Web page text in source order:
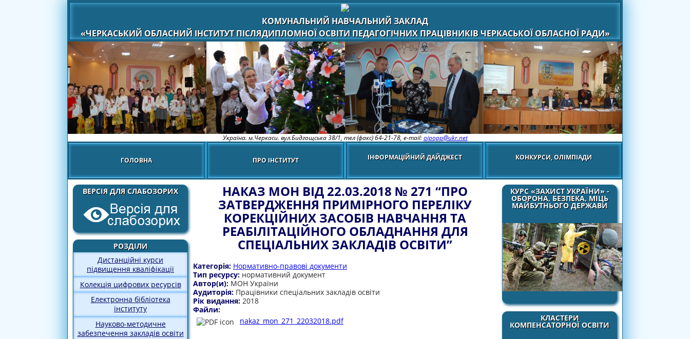
КОМУНАЛЬНИЙ НАВЧАЛЬНИЙ ЗАКЛАД
«ЧЕРКАСЬКИЙ ОБЛАСНИЙ ІНСТИТУТ ПІСЛЯДИПЛОМНОЇ ОСВІТИ ПЕДАГОГІЧНИХ ПРАЦІВНИКІВ ЧЕРКАСЬКОЇ ОБЛАСНОЇ РАДИ»
Україна. м.Черкаси. вул.Бидгощська 38/1, тел (факс) 64-21-78, e-mail:oipopp@ukr.net
ГОЛОВНА ПРО ІНСТИТУТ ІНФОРМАЦІЙНИЙ ДАЙДЖЕСТ КОНКУРСИ, ОЛІМПІАДИ
ВЕРСІЯ ДЛЯ СЛАБОЗОРИХ
РОЗДІЛИ
Дистанційні курси
підвищення кваліфікації
Колекція цифрових ресурсів
Електронна бібліотека
інституту
Науково-методичне
забезпечення закладів освіти
КУРС «ЗАХИСТ УКРАЇНИ» -
ОБОРОНА, БЕЗПЕКА, МІЦЬ
МАЙБУТНЬОГО ДЕРЖАВИ
КЛАСТЕРИ
КОМПЕНСАТОРНОЇ ОСВІТИ
НАКАЗ МОН ВІД 22.03.2018 № 271 “ПРО
ЗАТВЕРДЖЕННЯ ПРИМІРНОГО ПЕРЕЛІКУ
КОРЕКЦІЙНИХ ЗАСОБІВ НАВЧАННЯ ТА
РЕАБІЛІТАЦІЙНОГО ОБЛАДНАННЯ ДЛЯ
СПЕЦІАЛЬНИХ ЗАКЛАДІВ ОСВІТИ”
Категорія: Нормативно-правові документи
Тип ресурсу: нормативний документ
Автор(и): МОН України
Аудиторія: Працівники спеціальних закладів освіти
Рік видання: 2018
Файли:
nakaz_mon_271_22032018.pdf